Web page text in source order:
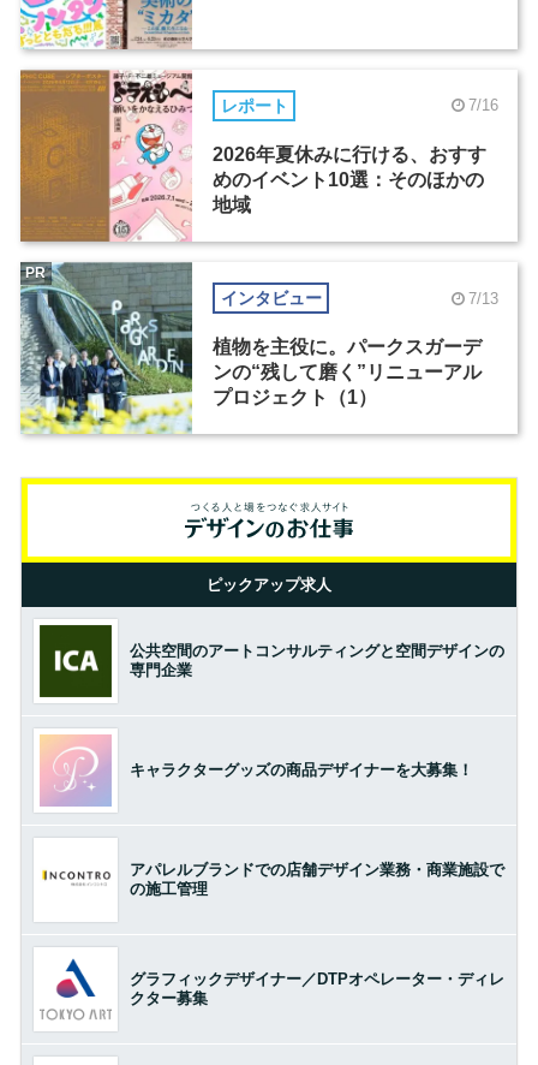
レポート 7/16
2026年夏休みに行ける、おすす
めのイベント10選：そのほかの
地域
インタビュー 7/13
植物を主役に。パークスガーデ
ンの“残して磨く”リニューアル
プロジェクト（1）
PR
ピックアップ求人
公共空間のアートコンサルティングと空間デザインの
専門企業
キャラクターグッズの商品デザイナーを大募集！
アパレルブランドでの店舗デザイン業務・商業施設で
の施工管理
グラフィックデザイナー／DTPオペレーター・ディレ
クター募集